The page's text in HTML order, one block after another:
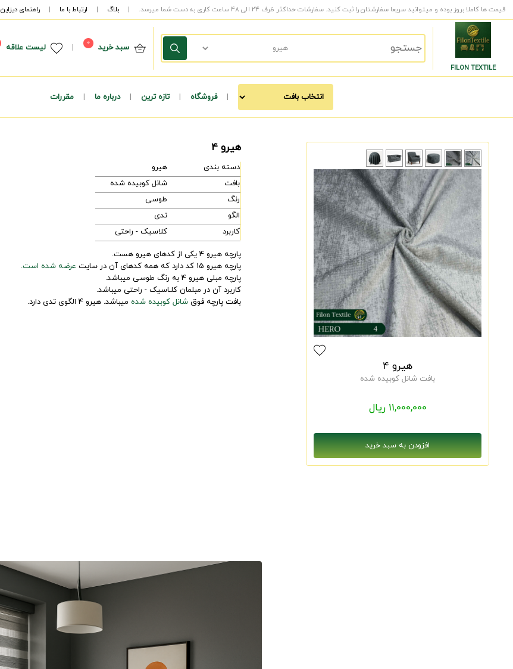
قیمت ها کاملا بروز بوده و میتوانید سریعا سفارشتان را ثبت کنید. سفارشات حداکثر ظرف 24 الی 48 ساعت کاری به دست شما میرسد. | بلاگ | ارتباط با ما | راهنمای دیزاین
FILON TEXTILE
سبد خرید 0
| لیست علاقه
| فروشگاه | تازه ترین | درباره ما | مقررات
هیرو 4
بافت شانل کوبیده شده
11,000,000 ریال
هیرو 4
دسته بندی
هیرو
بافت
شانل کوبیده شده
رنگ
طوسی
الگو
تدی
کاربرد
کلاسیک - راحتی
پارچه هیرو 4 یکی از کدهای هیرو هست.
پارچه هیرو 15 کد دارد که همه کدهای آن در سایت
عرضه شده است.
پارچه مبلی هیرو 4 به رنگ طوسی میباشد.
کاربرد آن در مبلمان کلـاسیک - راحتی میباشد.
بافت پارچه فوقشانل کوبیده شده میباشد. هیرو 4 الگوی تدی دارد.